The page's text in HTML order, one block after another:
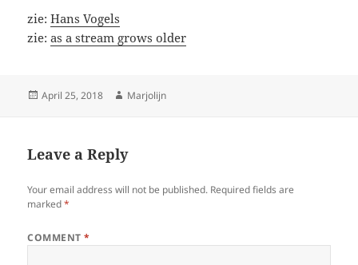
zie:Hans Vogels
zie:as a stream grows older
Posted
April 25, 2018 Author
Marjolijn
Leave a Reply
Your email address will not be published. Required fields are
marked*
COMMENT*